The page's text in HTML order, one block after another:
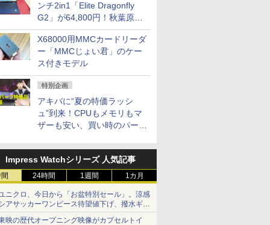
ンチ2in1「Elite Dragonfly
G2」が64,800円！秋葉原で
中古PCセール
X68000用MMCカードリーダ
ー「MMCじょい君」のケー
ス付きモデル
特別企画
アキバに“夏の特価ラッシ
ュ”到来！CPUもメモリもマ
ザーも安い、買い時のパーツ
Impress Watchシリーズ 人気記事
24時間 1週間 1カ月
ニクロ、今日から「お盆特別セール」。涼感
アサッカーワンピース待望値下げ、撥水ギア
ョーツは1990円に
映の歴代オープニング映像がカプセルトイ